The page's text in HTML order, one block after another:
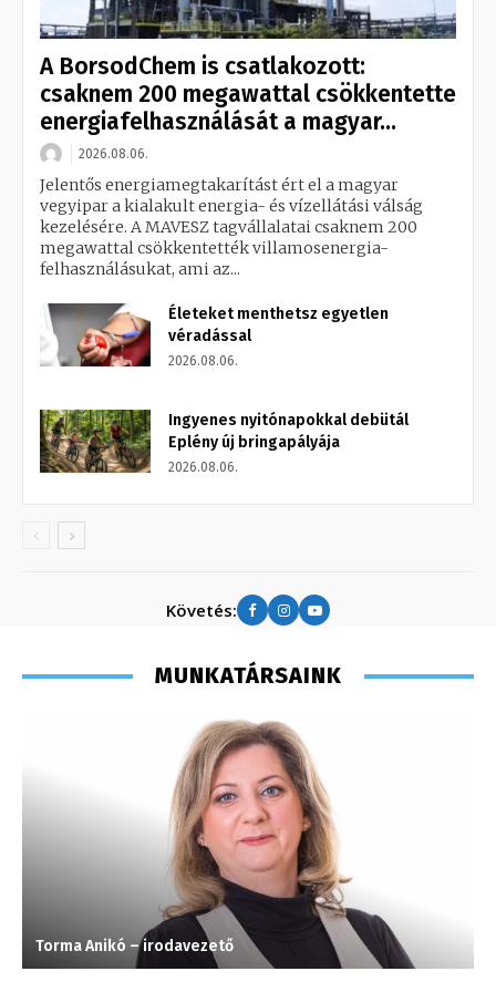
A BorsodChem is csatlakozott:
csaknem 200 megawattal csökkentette
energiafelhasználását a magyar...
2026.08.06.
Jelentős energiamegtakarítást ért el a magyar
vegyipar a kialakult energia- és vízellátási válság
kezelésére. A MAVESZ tagvállalatai csaknem 200
megawattal csökkentették villamosenergia-
felhasználásukat, ami az...
Életeket menthetsz egyetlen
véradással
2026.08.06.
Ingyenes nyitónapokkal debütál
Eplény új bringapályája
2026.08.06.
Követés:
MUNKATÁRSAINK
Torma Anikó – irodavezető